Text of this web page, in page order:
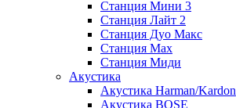
Станция Мини 3
Станция Лайт 2
Станция Дуо Макс
Станция Max
Станция Миди
Акустика
Акустика Harman/Kardon
Акустика BOSE